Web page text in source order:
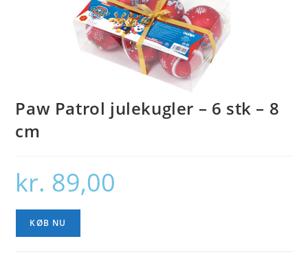
Paw Patrol julekugler – 6 stk – 8
cm
kr. 89,00
KØB NU